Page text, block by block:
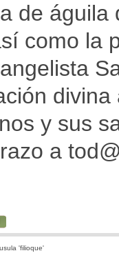
de águila
como la
y sus
a
'filioque'